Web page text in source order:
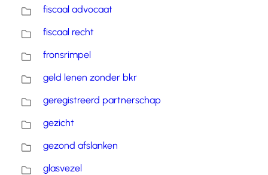
fiscaal advocaat
fiscaal recht
fronsrimpel
geld lenen zonder bkr
geregistreerd partnerschap
gezicht
gezond afslanken
glasvezel